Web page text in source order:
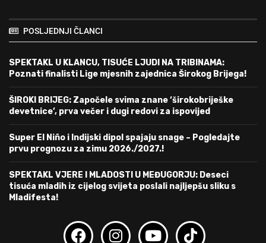
POSLJEDNJI ČLANCI
SPEKTAKL U KLANCU, TISUĆE LJUDI NA TRIBINAMA:
Poznati finalisti Lige mjesnih zajednica Širokog Brijega!
ŠIROKI BRIJEG: Započele svima znane ‘širokobriješke
devetnice’, prva večer i dugi redovi za ispovijed
Super El Niño i Indijski dipol spajaju snage – Pogledajte
prvu prognozu za zimu 2026./2027.!
SPEKTAKL VJERE I MLADOSTI U MEĐUGORJU: Deseci
tisuća mladih iz cijelog svijeta poslali najljepšu sliku s
Mladifesta!